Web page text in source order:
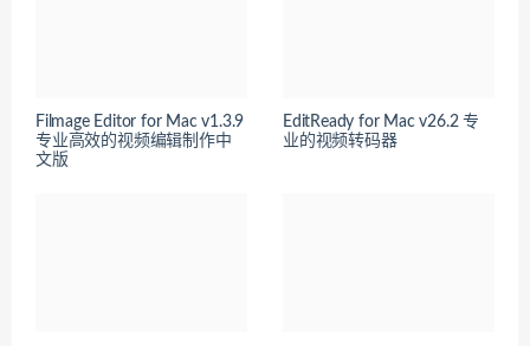
Filmage Editor for Mac v1.3.9
专业高效的视频编辑制作中
文版
EditReady for Mac v26.2 专
业的视频转码器